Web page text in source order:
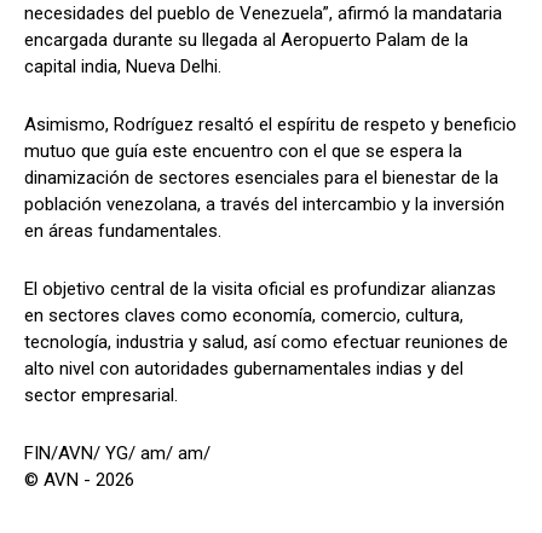
necesidades del pueblo de Venezuela”, afirmó la mandataria
encargada durante su llegada al Aeropuerto Palam de la
capital india, Nueva Delhi.
Asimismo, Rodríguez resaltó el espíritu de respeto y beneficio
mutuo que guía este encuentro con el que se espera la
dinamización de sectores esenciales para el bienestar de la
población venezolana, a través del intercambio y la inversión
en áreas fundamentales.
El objetivo central de la visita oficial es profundizar alianzas
en sectores claves como economía, comercio, cultura,
tecnología, industria y salud, así como efectuar reuniones de
alto nivel con autoridades gubernamentales indias y del
sector empresarial.
FIN/AVN/ YG/ am/ am/
© AVN - 2026